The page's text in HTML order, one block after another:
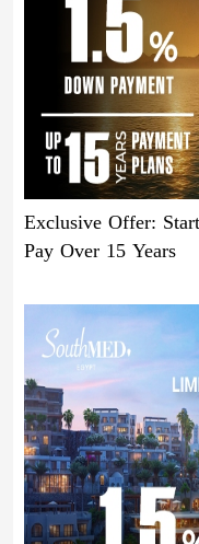
Exclusive Offer:
Pay Over 15 Years